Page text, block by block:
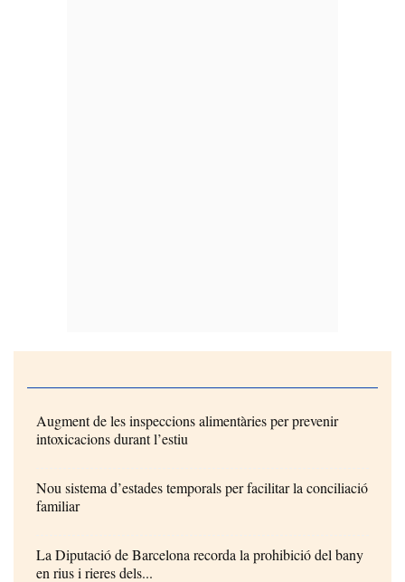
Augment de les inspeccions alimentàries per prevenir
intoxicacions durant l’estiu
Nou sistema d’estades temporals per facilitar la conciliació
familiar
La Diputació de Barcelona recorda la prohibició del bany
en rius i rieres dels...